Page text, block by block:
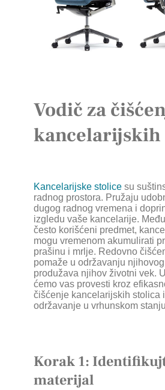
Vodič za
kancelarijskih
Kancelarijske stolice su
radnog prostora. Pružaju
dugog radnog vremena i
izgledu vaše kancelarije.
često korišćeni predmet,
mogu vremenom akumulirati
prašinu i mrlje. Redovno
pomaže u održavanju
produžava njihov životni vek.
ćemo vas provesti kroz
čišćenje kancelarijskih stolica
održavanje u vrhunskom
Korak 1:
materijal